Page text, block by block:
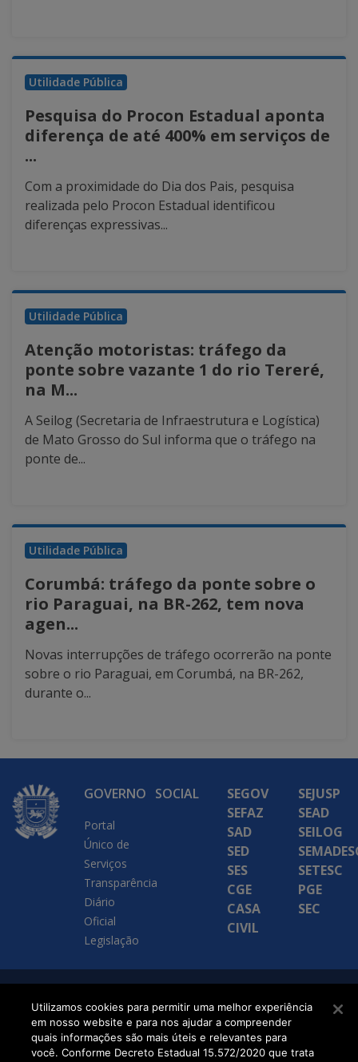
Utilidade Pública
Pesquisa do Procon Estadual aponta
diferença de até 400% em serviços de
...
Com a proximidade do Dia dos Pais, pesquisa
realizada pelo Procon Estadual identificou
diferenças expressivas...
Utilidade Pública
Atenção motoristas: tráfego da
ponte sobre vazante 1 do rio Tereré,
na M...
A Seilog (Secretaria de Infraestrutura e Logística)
de Mato Grosso do Sul informa que o tráfego na
ponte de...
Utilidade Pública
Corumbá: tráfego da ponte sobre o
rio Paraguai, na BR-262, tem nova
agen...
Novas interrupções de tráfego ocorrerão na ponte
sobre o rio Paraguai, em Corumbá, na BR-262,
durante o...
GOVERNO
Portal
Único de
Serviços
Transparência
Diário
Oficial
Legislação
SOCIAL
SEGOV
SEFAZ
SAD
SED
SES
CGE
CASA
CIVIL
SEJUSP
SEAD
SEILOG
SETESC
PGE
SEC
SETDIG | Secretaria-
Executiva de
Transformação Digital
Utilizamos cookies para permitir uma melhor experiência
em nosso website e para nos ajudar a compreender
quais informações são mais úteis e relevantes para
você. Conforme Decreto Estadual 15.572/2020 que trata